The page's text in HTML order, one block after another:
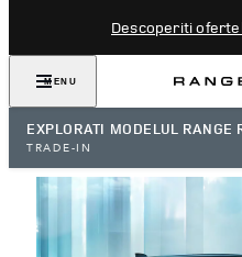
Descoperiti
MENU
EXPLORATI MODELUL RANGE
TRADE-IN